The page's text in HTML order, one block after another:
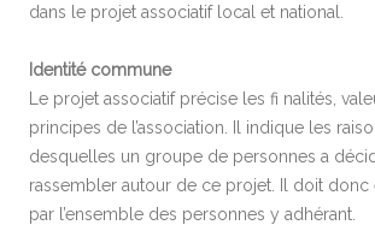
dans le projet associatif local et national.
Identité commune
Le projet associatif précise les fi nalités,
principes de l’association. Il indique les
desquelles un groupe de personnes a
rassembler autour de ce projet. Il doit donc
par l’ensemble des personnes y adhérant.